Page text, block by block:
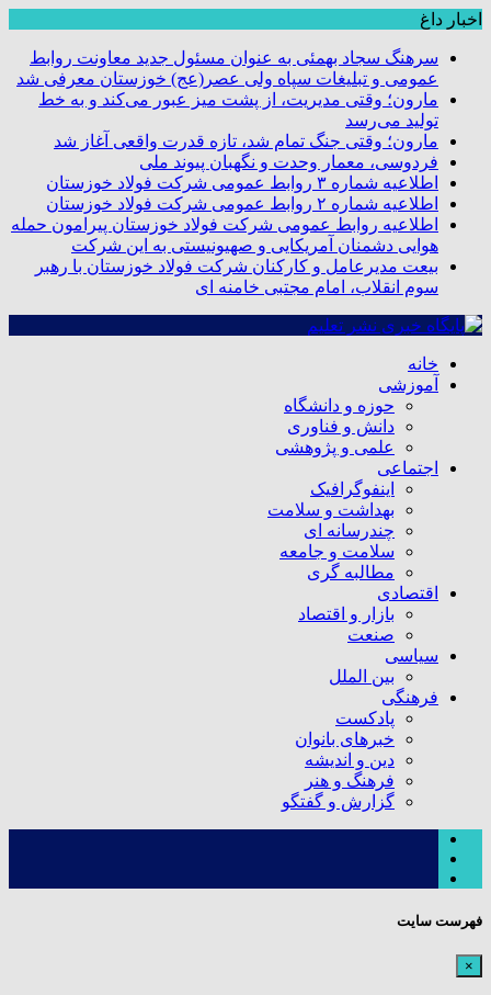
اخبار داغ
سرهنگ سجاد بهمئی به عنوان مسئول جدید معاونت روابط
عمومی و تبلیغات سپاه ولی عصر(عج) خوزستان معرفی شد
مارون؛ وقتی مدیریت، از پشت میز عبور می‌کند و به خط
تولید می‌رسد
مارون؛ وقتی جنگ تمام شد، تازه قدرت واقعی آغاز شد
فردوسی، معمار وحدت و نگهبان پیوند ملی
اطلاعیه شماره ۳ روابط عمومی شرکت فولاد خوزستان
اطلاعیه شماره ۲ روابط عمومی شرکت فولاد خوزستان
اطلاعیه روابط عمومی شرکت فولاد خوزستان پیرامون حمله
هوایی دشمنان آمریکایی و صهیونیستی به این شرکت
بیعت مدیرعامل و کارکنان شرکت فولاد خوزستان با رهبر
سوم انقلاب، امام مجتبی خامنه ای
خانه
آموزشی
حوزه و دانشگاه
دانش و فناوری
علمی و پژوهشی
اجتماعی
اینفوگرافیک
بهداشت و سلامت
چندرسانه ای
سلامت و جامعه
مطالبه گری
اقتصادی
بازار و اقتصاد
صنعت
سیاسی
بین الملل
فرهنگی
پادکست
خبرهای بانوان
دین و اندیشه
فرهنگ و هنر
گزارش و گفتگو
فهرست سایت
×